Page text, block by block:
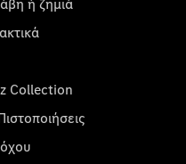
Collection